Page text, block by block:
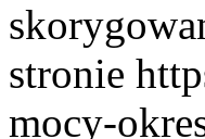
stronie
mocy-